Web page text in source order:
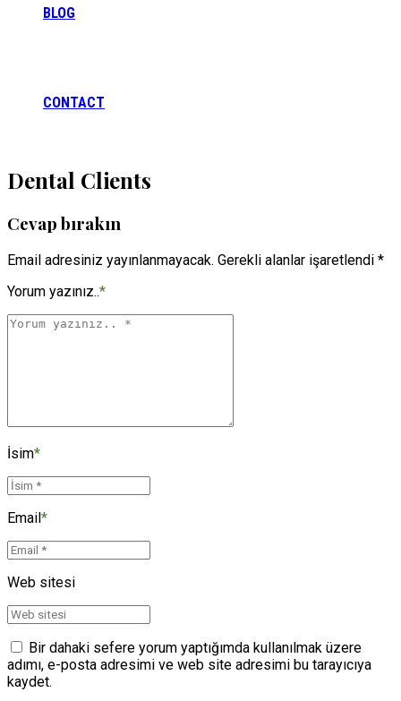
BLOG
CONTACT
Dental Clients
Cevap bırakın
Email adresiniz yayınlanmayacak. Gerekli alanlar işaretlendi *
Yorum yazınız..*
İsim*
Email*
Web sitesi
Bir dahaki sefere yorum yaptığımda kullanılmak üzere
adımı, e-posta adresimi ve web site adresimi bu tarayıcıya
kaydet.